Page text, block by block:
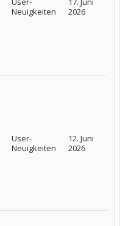
Neuigkeiten
2026
User-
Neuigkeiten
12. Juni
2026